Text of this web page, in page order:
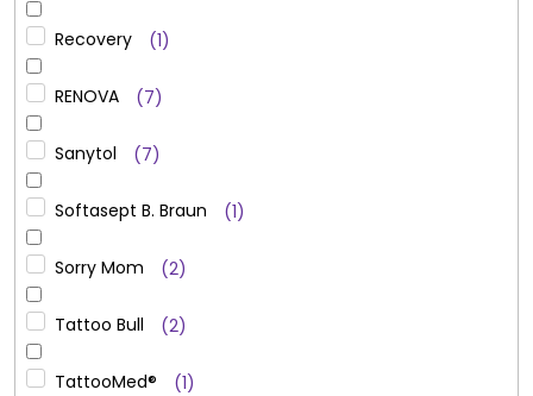
Recovery 1
RENOVA 7
Sanytol 7
Softasept B. Braun 1
Sorry Mom 2
Tattoo Bull 2
TattooMed® 1